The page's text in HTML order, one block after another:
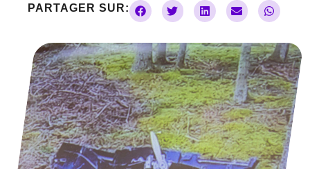
PARTAGER SUR: